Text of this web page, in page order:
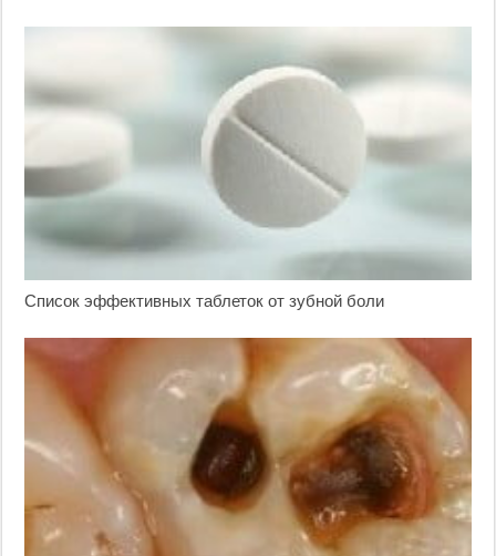
Список эффективных таблеток от зубной боли